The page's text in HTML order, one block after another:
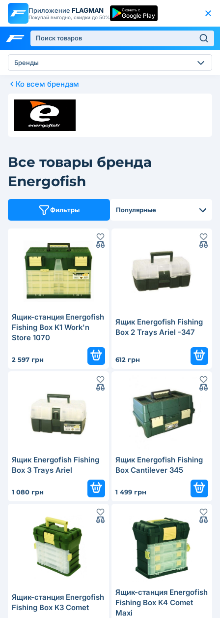
Приложение FLAGMAN
Покупай выгодно, скидки до 50%
Скачать с
Google Play
Бренды
Ко всем брендам
Все товары бренда
Energofish
Фильтры Популярные
Ящик-станция Energofish
Fishing Box K1 Work'n
Store 1070
2 597 грн
Ящик Energofish Fishing
Box 2 Trays Ariel -347
612 грн
Ящик Energofish Fishing
Box 3 Trays Ariel
1 080 грн
Ящик Energofish Fishing
Box Cantilever 345
1 499 грн
Ящик-станция Energofish
Fishing Box K3 Comet
Ящик-станция Energofish
Fishing Box K4 Comet
Maxi